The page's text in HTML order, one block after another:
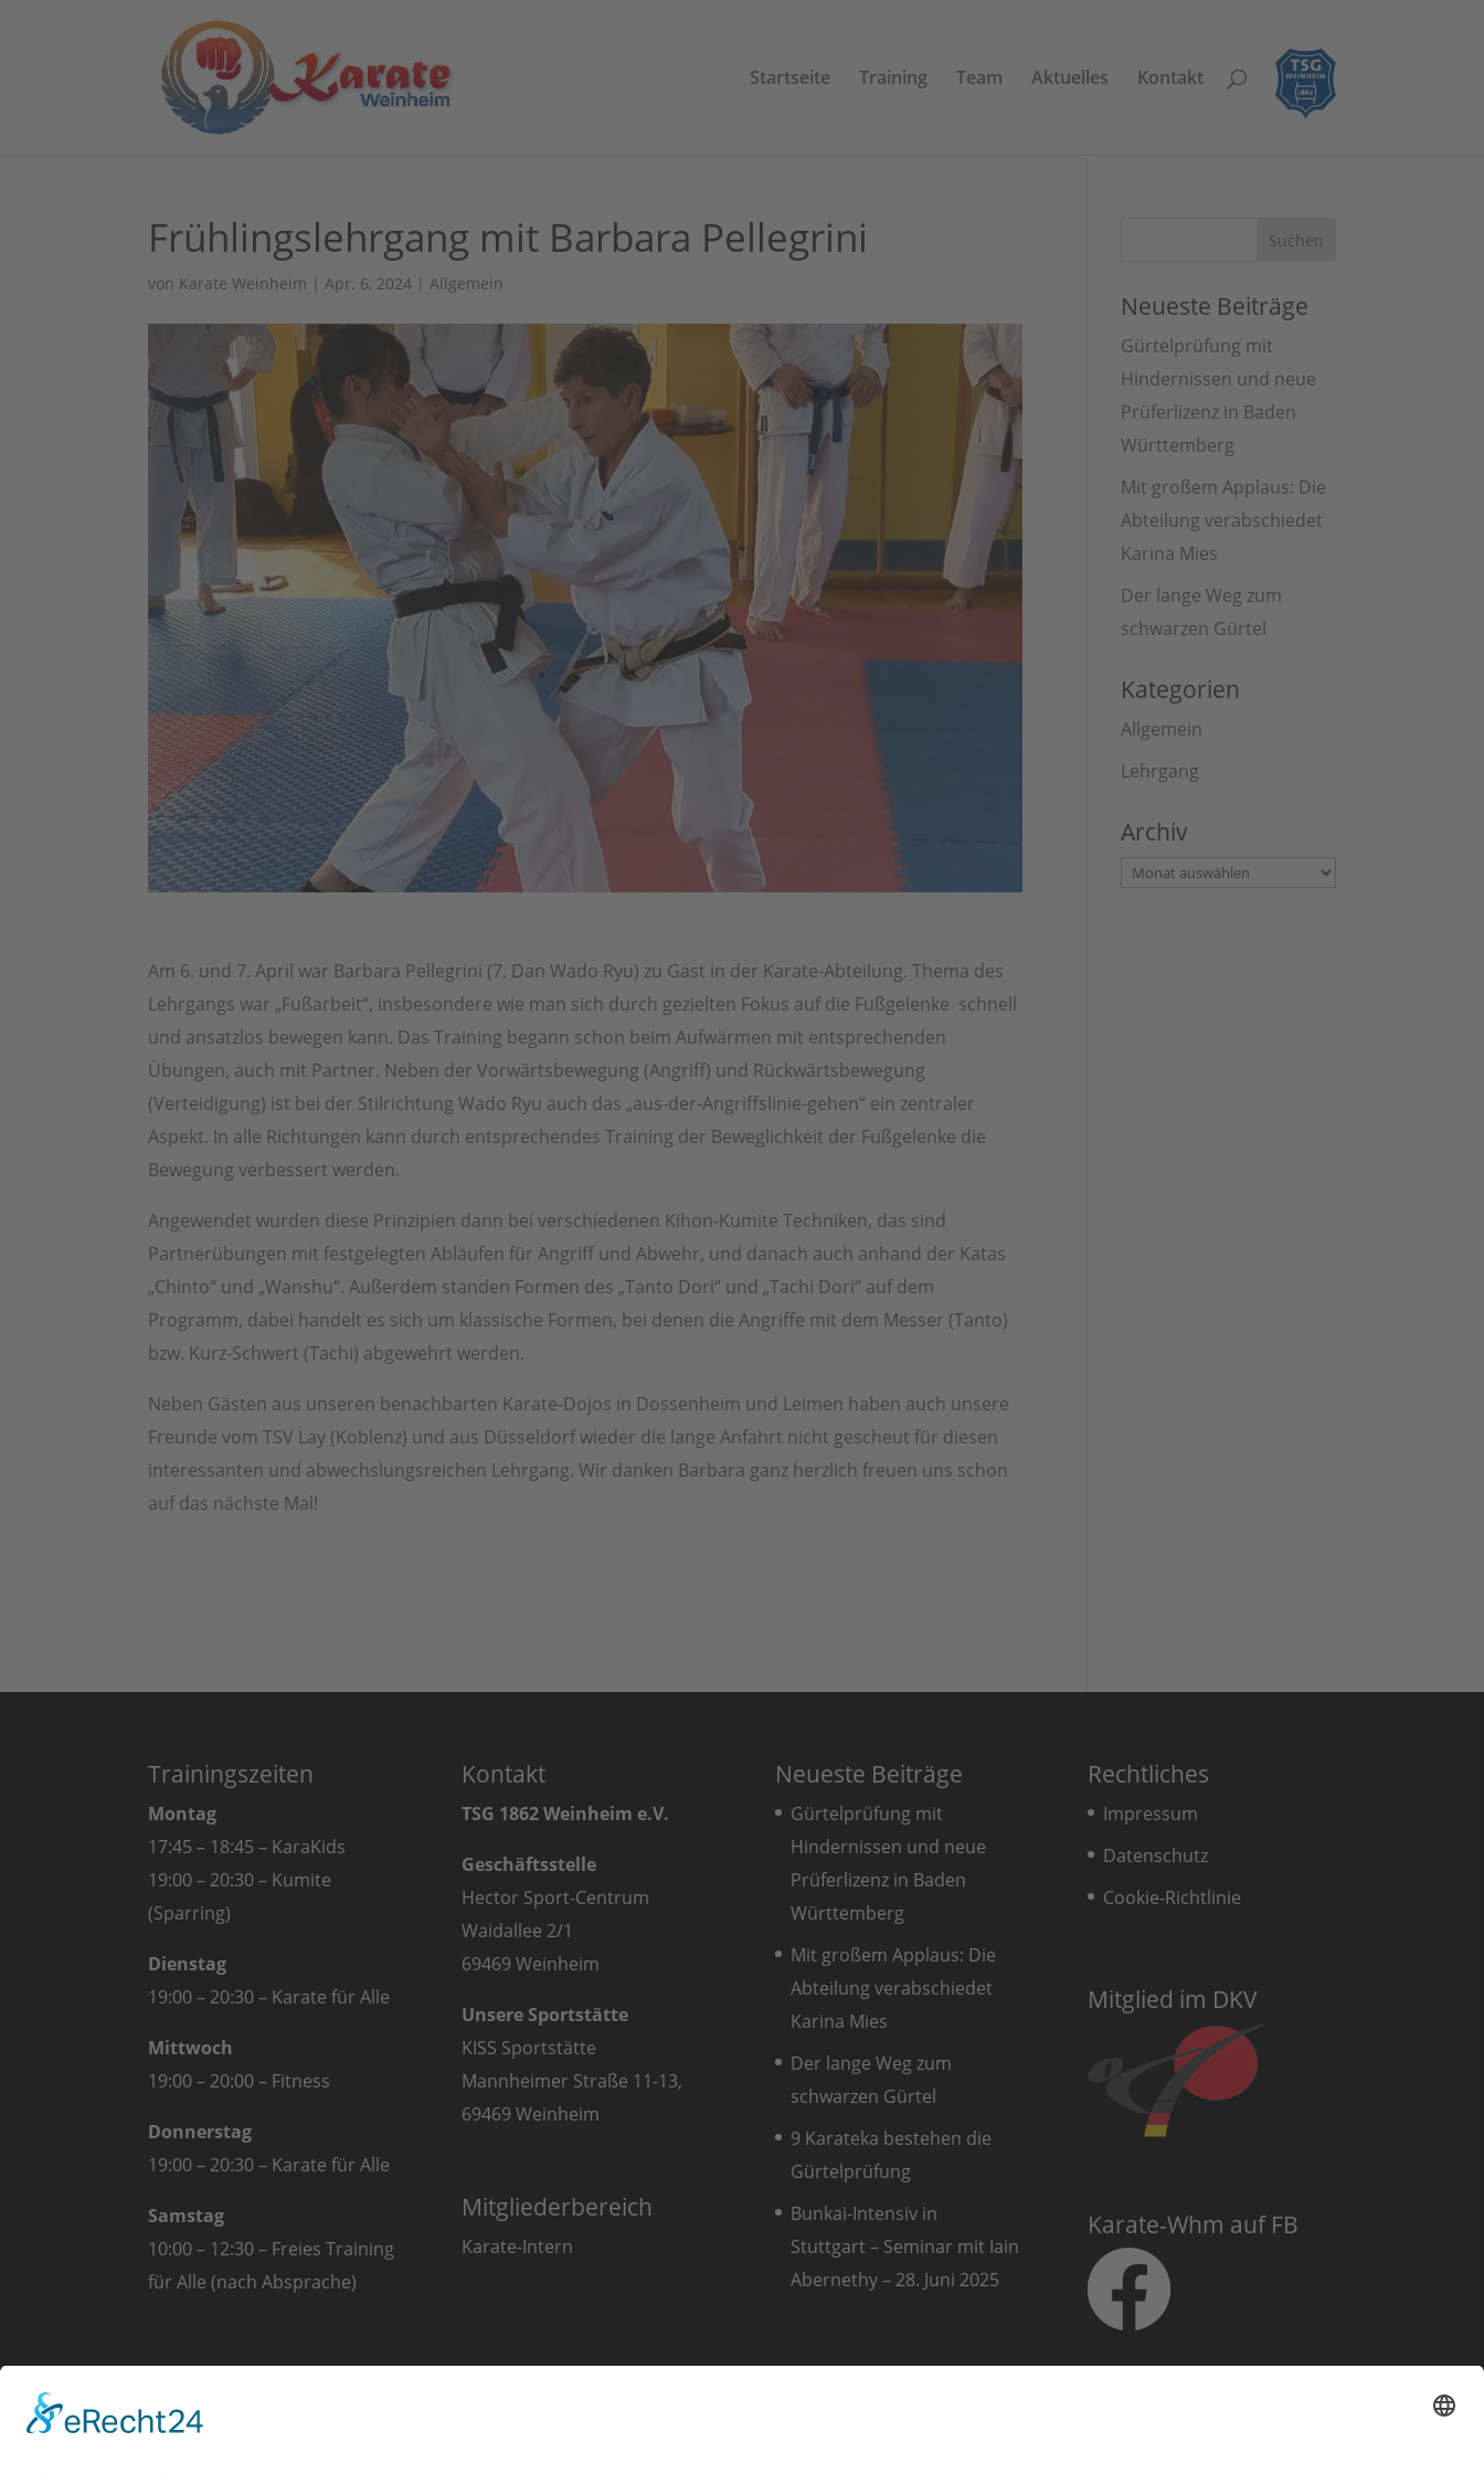
Startseite Training Team Aktuelles Kontakt
Frühlingslehrgang mit Barbara Pellegrini
von Karate Weinheim |Apr. 6, 2024 |Allgemein
Am 6. und 7. April war Barbara Pellegrini (7. Dan Wado Ryu) zu Gast in der Karate-Abteilung. Thema des
Lehrgangs war „Fußarbeit“, insbesondere wie man sich durch gezielten Fokus auf die Fußgelenke schnell
und ansatzlos bewegen kann. Das Training begann schon beim Aufwärmen mit entsprechenden
Übungen, auch mit Partner. Neben der Vorwärtsbewegung (Angriff) und Rückwärtsbewegung
(Verteidigung) ist bei der Stilrichtung Wado Ryu auch das „aus-der-Angriffslinie-gehen“ ein zentraler
Aspekt. In alle Richtungen kann durch entsprechendes Training der Beweglichkeit der Fußgelenke die
Bewegung verbessert werden.
Angewendet wurden diese Prinzipien dann bei verschiedenen Kihon-Kumite Techniken, das sind
Partnerübungen mit festgelegten Abläufen für Angriff und Abwehr, und danach auch anhand der Katas
„Chinto“ und „Wanshu“. Außerdem standen Formen des „Tanto Dori“ und „Tachi Dori“ auf dem
Programm, dabei handelt es sich um klassische Formen, bei denen die Angriffe mit dem Messer (Tanto)
bzw. Kurz-Schwert (Tachi) abgewehrt werden.
Neben Gästen aus unseren benachbarten Karate-Dojos in Dossenheim und Leimen haben auch unsere
Freunde vom TSV Lay (Koblenz) und aus Düsseldorf wieder die lange Anfahrt nicht gescheut für diesen
interessanten und abwechslungsreichen Lehrgang. Wir danken Barbara ganz herzlich freuen uns schon
auf das nächste Mal!
Neueste Beiträge
Gürtelprüfung mit
Hindernissen und neue
Prüferlizenz in Baden
Württemberg
Mit großem Applaus: Die
Abteilung verabschiedet
Karina Mies
Der lange Weg zum
schwarzen Gürtel
Kategorien
Allgemein
Lehrgang
Archiv
Archiv
Trainingszeiten
Montag
17:45 – 18:45 – KaraKids
19:00 – 20:30 – Kumite
(Sparring)
Dienstag
19:00 – 20:30 – Karate für Alle
Mittwoch
19:00 – 20:00 – Fitness
Donnerstag
19:00 – 20:30 – Karate für Alle
Samstag
10:00 – 12:30 – Freies Training
für Alle (nach Absprache)
Kontakt
TSG 1862 Weinheim e.V.
Geschäftsstelle
Hector Sport-Centrum
Waidallee 2/1
69469 Weinheim
Unsere Sportstätte
KISS Sportstätte
Mannheimer Straße 11-13,
69469 Weinheim
Mitgliederbereich
Karate-Intern
Neueste Beiträge
Gürtelprüfung mit
Hindernissen und neue
Prüferlizenz in Baden
Württemberg
Mit großem Applaus: Die
Abteilung verabschiedet
Karina Mies
Der lange Weg zum
schwarzen Gürtel
9 Karateka bestehen die
Gürtelprüfung
Bunkai-Intensiv in
Stuttgart – Seminar mit Iain
Abernethy – 28. Juni 2025
Rechtliches
Impressum
Datenschutz
Cookie-Richtlinie
Mitglied im DKV
Karate-Whm auf FB